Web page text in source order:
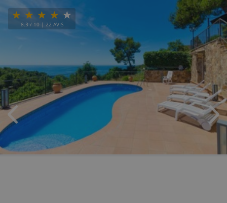
8.3 / 10 | 22 AVIS